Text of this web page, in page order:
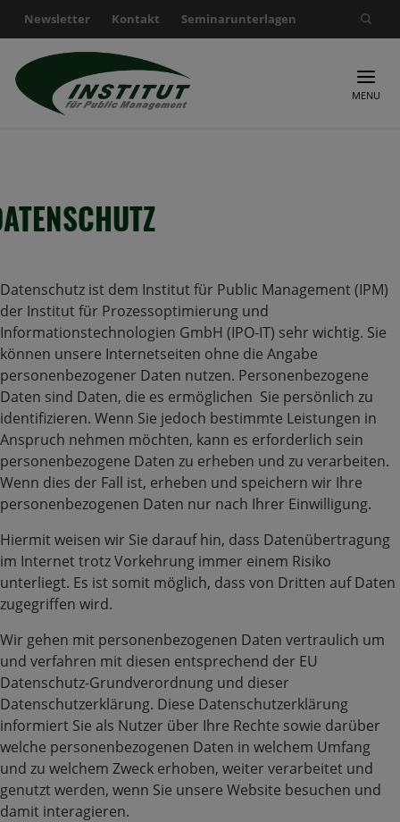
Newsletter Kontakt Seminarunterlagen
Suche nach:
MENU
Datenschutz ist dem Institut für Public Management (IPM)
der Institut für Prozessoptimierung und
Informationstechnologien GmbH (IPO-IT) sehr wichtig. Sie
können unsere Internetseiten ohne die Angabe
personenbezogener Daten nutzen. Personenbezogene
Daten sind Daten, die es ermöglichen Sie persönlich zu
identifizieren. Wenn Sie jedoch bestimmte Leistungen in
Anspruch nehmen möchten, kann es erforderlich sein
personenbezogene Daten zu erheben und zu verarbeiten.
Wenn dies der Fall ist, erheben und speichern wir Ihre
personenbezogenen Daten nur nach Ihrer Einwilligung.
Hiermit weisen wir Sie darauf hin, dass Datenübertragung
im Internet trotz Vorkehrung immer einem Risiko
unterliegt. Es ist somit möglich, dass von Dritten auf Daten
zugegriffen wird.
Wir gehen mit personenbezogenen Daten vertraulich um
und verfahren mit diesen entsprechend der EU
Datenschutz-Grundverordnung und dieser
Datenschutzerklärung. Diese Datenschutzerklärung
informiert Sie als Nutzer über Ihre Rechte sowie darüber
welche personenbezogenen Daten in welchem Umfang
und zu welchem Zweck erhoben, weiter verarbeitet und
genutzt werden, wenn Sie unsere Website besuchen und
damit interagieren.